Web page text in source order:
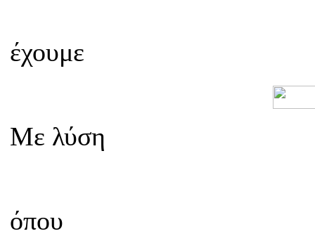
έχουμε
Με λύση
όπου